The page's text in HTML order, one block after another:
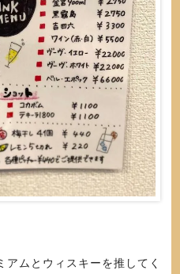
アムとウィスキーを推してく